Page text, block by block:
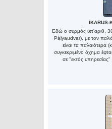
IKARUS-
Εδώ ο συρμός υπ'αριθ.
Pályaudvar), με τον
είναι τα παλαιότερα
συγκεκριμένο όχημα
σε "εκτός